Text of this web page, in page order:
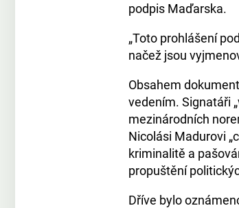
podpis Maďarska.
„Toto prohlášení
načež jsou
Obsahem
vedením. Signatáři
mezinárodních
Nicolási Madurovi
kriminalitě a
propuštění
Dříve bylo